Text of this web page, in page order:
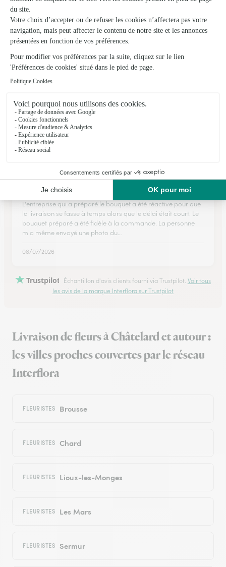
Rapidité et efficacité
Rapidité et efficacité
29/01/2026
★ ★ ★ ★
Transaction rapide et livraison dans la journée : Avis très
positif!
08/03/2026
★
Entreprise réactive, efficace, cordiale
L'entreprise qui a préparé le bouquet a été réactive pour que
la livraison se fasse à temps alors que le délai était court. Le
bouquet préparé a été fidèle à la commande. La personne
m'a même envoyé une photo du…
08/07/2026
Trustpilot Échantillon d'avis clients fourni via Trustpilot. Voir tous
les avis de la marque Interflora sur Trustpilot
Livraison de fleurs à Châtelard et autour :
les villes proches couvertes par le réseau
Interflora
FLEURISTES Brousse
FLEURISTES Chard
FLEURISTES Lioux-les-Monges
FLEURISTES Les Mars
FLEURISTES Sermur